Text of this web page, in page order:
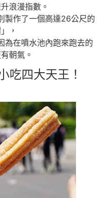
浪漫指數。
製作了一個高達26公尺的
，
為在噴水池內跑來跑去的
朝氣。
吃四大天王！